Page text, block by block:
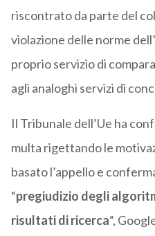
riscontrato da parte del
violazione delle norme
proprio servizio di
agli analoghi servizi di
Il Tribunale dell’Ue ha
multa rigettando le
basato l’appello e
“pregiudizio degli
risultati di ricerca“,